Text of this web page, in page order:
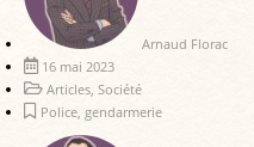
Arnaud Florac
16 mai 2023
Articles Société
Police gendarmerie